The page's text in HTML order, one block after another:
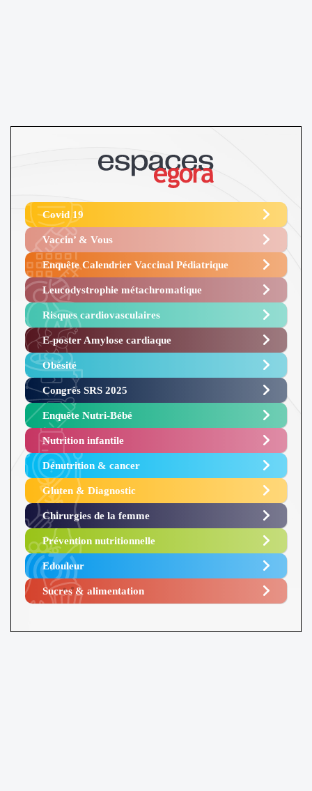
Covid 19
Vaccin’ & Vous
Enquête Calendrier Vaccinal Pédiatrique
Leucodystrophie métachromatique
Risques cardiovasculaires
E-poster Amylose cardiaque ​
Obésité ​
Congrès SRS 2025 ​
Enquête Nutri-Bébé ​
Nutrition infantile
Dénutrition & cancer
Gluten & Diagnostic
Chirurgies de la femme
Prévention nutritionnelle
Edouleur​
Sucres & alimentation​